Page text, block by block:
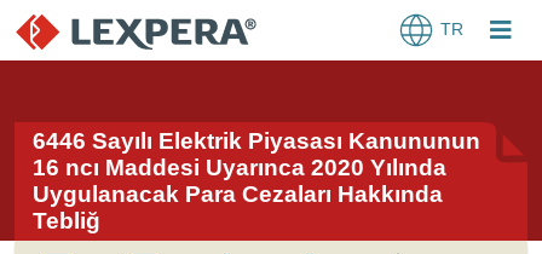
TR
6446 Sayılı Elektrik Piyasası Kanununun
16 ncı Maddesi Uyarınca 2020 Yılında
Uygulanacak Para Cezaları Hakkında
Tebliğ